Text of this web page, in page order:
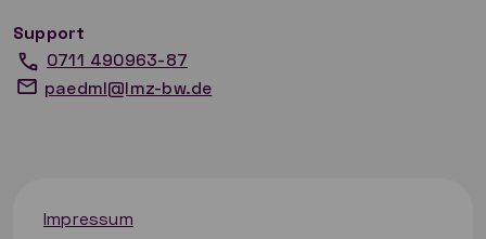
Support
0711 490963-87
paedml@lmz-bw.de
Impressum